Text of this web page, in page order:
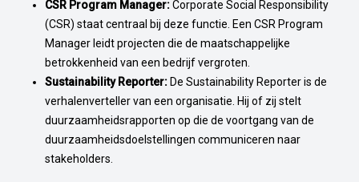
CSR Program Manager:Corporate Social Responsibility
(CSR) staat centraal bij deze functie. Een CSR Program
Manager leidt projecten die de maatschappelijke
betrokkenheid van een bedrijf vergroten.
Sustainability Reporter: De Sustainability Reporter is de
verhalenverteller van een organisatie. Hij of zij stelt
duurzaamheidsrapporten op die de voortgang van de
duurzaamheidsdoelstellingen communiceren naar
stakeholders.